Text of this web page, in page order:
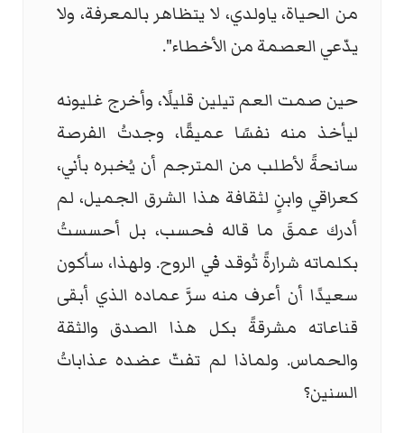
من الحياة، ياولدي، لا يتظاهر بالمعرفة، ولا
يدّعي العصمة من الأخطاء".
حين صمت العم تيلين قليلًا، وأخرج غليونه
ليأخذ منه نفسًا عميقًا، وجدتُ الفرصة
سانحةً لأطلب من المترجم أن يُخبره بأني،
كعراقي وابنٍ لثقافة هذا الشرق الجميل، لم
أدرك عمقَ ما قاله فحسب، بل أحسستُ
بكلماته شرارةً تُوقد في الروح. ولهذا، سأكون
سعيدًا أن أعرف منه سرَّ عماده الذي أبقى
قناعاته مشرقةً بكل هذا الصدق والثقة
والحماس. ولماذا لم تفتّ عضده عذاباتُ
السنين؟